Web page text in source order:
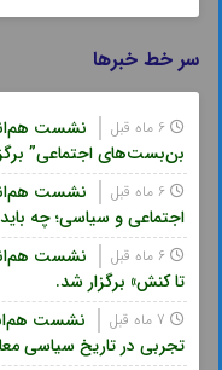
سر خط خبرها
نشست
بن‌بست‌های اجتماعی”
نشست
اجتماعی و سیاسی؛ چه
نشست
تا کنش» برگزار شد.
نشست
تجربی در تاریخ سیاسی